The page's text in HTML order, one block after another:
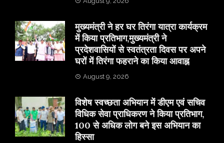
मुख्यमंत्री ने हर घर तिरंगा यात्रा कार्यक्रम
में किया प्रतिभाग,मुख्यमंत्री ने
प्रदेशवासियों से स्वतंत्रता दिवस पर अपने
घरों में तिरंगा फहराने का किया आवाह्न
August 9, 2026
विशेष स्वच्छता अभियान में डीएम एवं सचिव
विधिक सेवा प्राधिकरण ने किया प्रतिभाग,
100 से अधिक लोग बने इस अभियान का
हिस्सा